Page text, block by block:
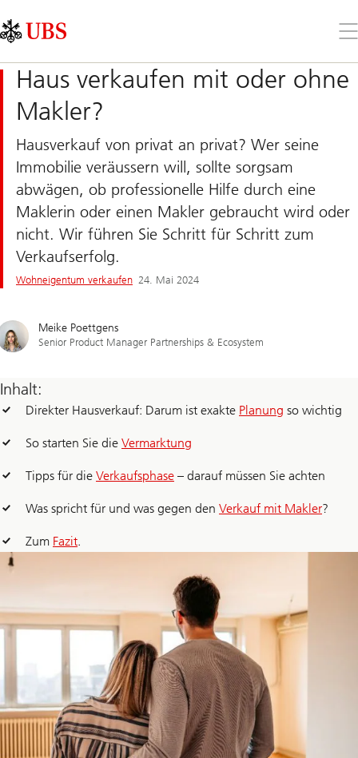
Links
Area
Sie
Haus verkaufen mit oder ohne
Makler?
Hausverkauf von privat an privat? Wer seine
Immobilie veräussern will, sollte sorgsam
abwägen, ob professionelle Hilfe durch eine
Maklerin oder einen Makler gebraucht wird oder
nicht. Wir führen Sie Schritt für Schritt zum
Verkaufserfolg.
Wohneigentum verkaufen​ 24. Mai 2024
Meike Poettgens
Senior Product Manager Partnerships & Ecosystem
Inhalt:
Direkter Hausverkauf: Darum ist exakte Planung so wichtig
So starten Sie die Vermarktung
Tipps für die Verkaufsphase – darauf müssen Sie achten
Was spricht für und was gegen den Verkauf mit Makler?
Zum Fazit.